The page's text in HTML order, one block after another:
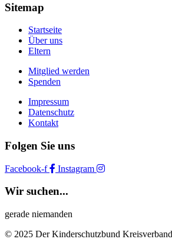
Sitemap
Startseite
Über uns
Eltern
Mitglied werden
Spenden
Impressum
Datenschutz
Kontakt
Folgen Sie uns
Facebook-f Instagram
Wir suchen...
gerade niemanden
© 2025 Der Kinderschutzbund